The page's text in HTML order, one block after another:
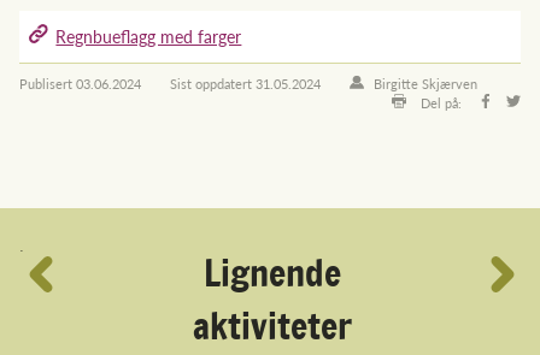
Regnbueflagg med farger
Publisert03.06.2024 Sist oppdatert31.05.2024
Birgitte Skjærven
Del på:
´
Lignende
aktiviteter